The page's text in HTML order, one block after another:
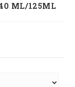
ML/125ML